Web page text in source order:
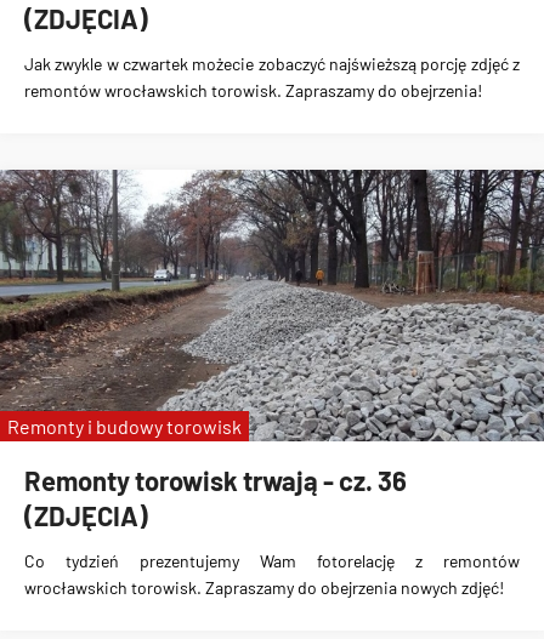
(ZDJĘCIA)
Jak zwykle w czwartek możecie zobaczyć najświeższą porcję zdjęć z
remontów wrocławskich torowisk. Zapraszamy do obejrzenia!
Remonty torowisk trwają - cz. 36
(ZDJĘCIA)
Co tydzień prezentujemy Wam fotorelację z remontów
wrocławskich torowisk. Zapraszamy do obejrzenia nowych zdjęć!
Remonty i budowy torowisk